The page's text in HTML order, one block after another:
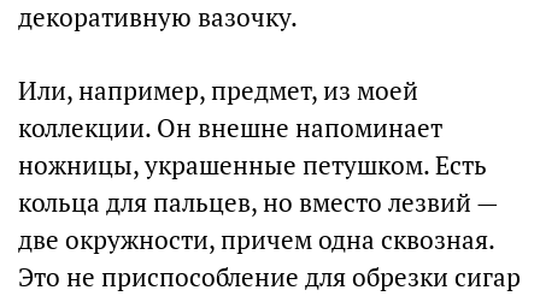
декоративную вазочку.
Или, например, предмет, из моей
коллекции. Он внешне напоминает
ножницы, украшенные петушком. Есть
кольца для пальцев, но вместо лезвий —
две окружности, причем одна сквозная.
Это не приспособление для обрезки сигар